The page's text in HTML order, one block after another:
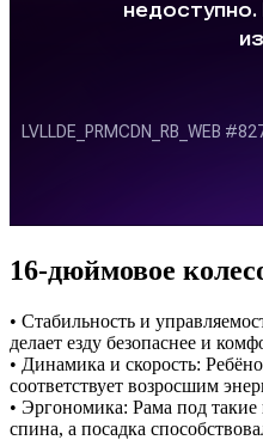
16-дюймовое
• Стабильность и
делает езду безопаснее и
• Динамика и скорость:
соответствует возросшим
• Эргономика: Рама под такие
спина, а посадка